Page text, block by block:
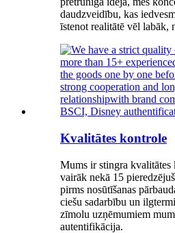
daudzveidību, kas
īstenot realitātē vēl labāk,
Kvalitātes kontrole
Mums ir stingra kvalitātes
vairāk nekā 15
pirms nosūtīšanas
ciešu sadarbību un
zīmolu uzņēmumiem
autentifikācija.